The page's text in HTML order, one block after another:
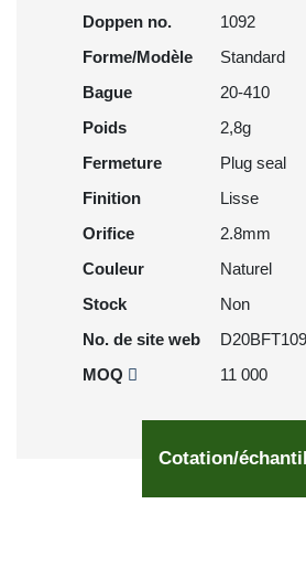
Doppen no.
1092
Forme/Modèle
Standard
Bague
20-410
Poids
2,8g
Fermeture
Plug seal
Finition
Lisse
Orifice
2.8mm
Couleur
Naturel
Stock
Non
No. de site web
MOQ
11 000
Cotation/